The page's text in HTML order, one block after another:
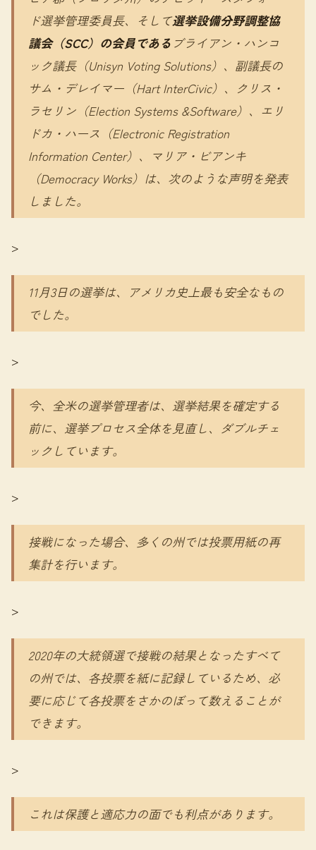
ド選挙管理委員長、そして選挙設備分野調整協
議会（SCC）の会員である ブライアン・ハンコ
ック議長（Unisyn Voting Solutions）、副議長の
サム・デレイマー（Hart InterCivic）、クリス・
ラセリン（Election Systems &Software）、エリ
ドカ・ハース（Electronic Registration
Information Center）、マリア・ビアンキ
（Democracy Works）は、次のような声明を発表
しました。
>
11月3日の選挙は、アメリカ史上最も安全なもの
でした。
>
今、全米の選挙管理者は、選挙結果を確定する
前に、選挙プロセス全体を見直し、ダブルチェ
ックしています。
>
接戦になった場合、多くの州では投票用紙の再
集計を行います。
>
2020年の大統領選で接戦の結果となったすべて
の州では、各投票を紙に記録しているため、必
要に応じて各投票をさかのぼって数えることが
できます。
>
これは保護と適応力の面でも利点があります。